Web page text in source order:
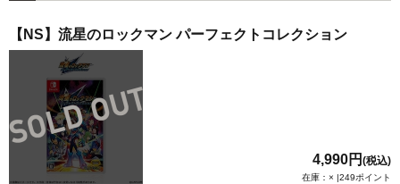
【NS】流星のロックマン パーフェクトコレクション
4,990円 (税込)
在庫：× |249ポイント